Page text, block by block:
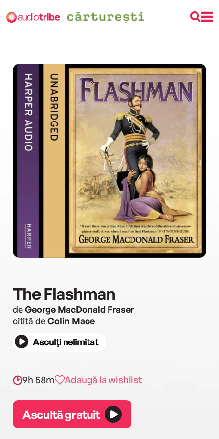
The Flashman
deGeorge MacDonald Fraser
citită deColin Mace
Asculți nelimitat
9h 58m Adaugă la wishlist
Ascultă gratuit